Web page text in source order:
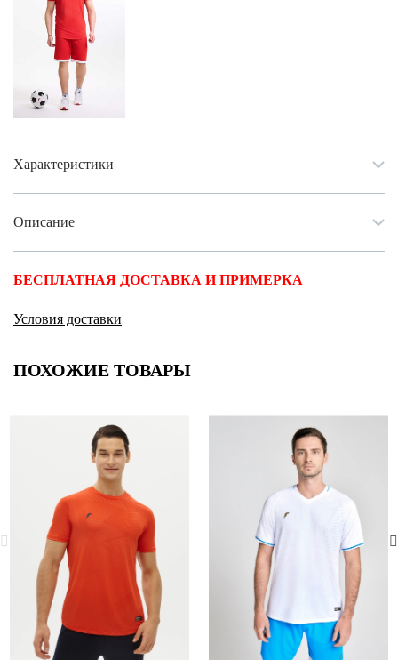
Характеристики
Описание
БЕСПЛАТНАЯ ДОСТАВКА И ПРИМЕРКА
Условия доставки
ПОХОЖИЕ ТОВАРЫ